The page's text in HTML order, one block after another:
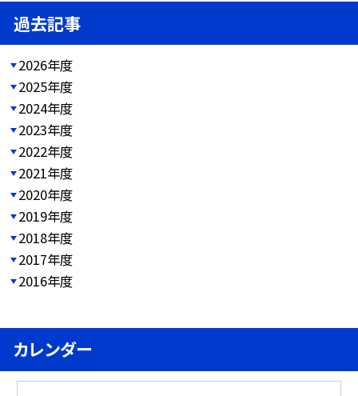
過去記事
2026年度
2025年度
2024年度
2023年度
2022年度
2021年度
2020年度
2019年度
2018年度
2017年度
2016年度
カレンダー